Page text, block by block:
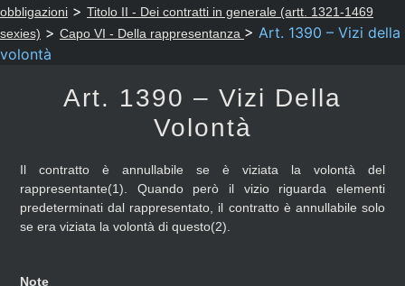
obbligazioni > Titolo II - Dei contratti in generale (artt. 1321-1469
sexies) > Capo VI - Della rappresentanza > Art. 1390 – Vizi della
volontà
Art. 1390 – Vizi Della
Volontà
Il contratto è annullabile se è viziata la volontà del
rappresentante(1). Quando però il vizio riguarda elementi
predeterminati dal rappresentato, il contratto è annullabile solo
se era viziata la volontà di questo(2).
Note